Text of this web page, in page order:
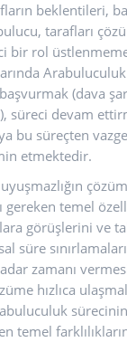
beklentileri,
tarafları
bir rol
(dava
süreci devam
bu süreçten
etmektedir.
gereken temel
görüşlerini ve
süre
zamanı
hızlıca
temel